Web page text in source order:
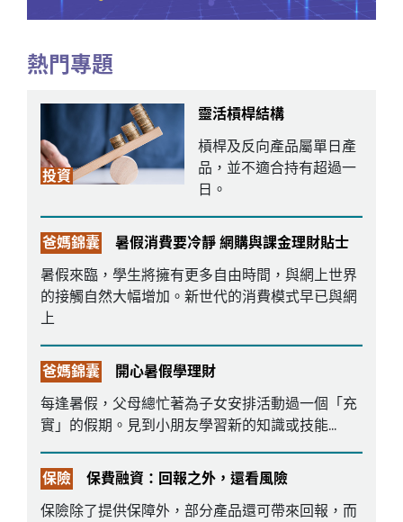
熱門專題
投資
靈活槓桿結構
槓桿及反向產品屬單日產
品，並不適合持有超過一
日。
爸媽錦囊
暑假消費要冷靜 網購與課金理財貼士
暑假來臨，學生將擁有更多自由時間，與網上世界
的接觸自然大幅增加。新世代的消費模式早已與網
上
爸媽錦囊
開心暑假學理財
每逢暑假，父母總忙著為子女安排活動過一個「充
實」的假期。見到小朋友學習新的知識或技能...
保險
保費融資：回報之外，還看風險
保險除了提供保障外，部分產品還可帶來回報，而